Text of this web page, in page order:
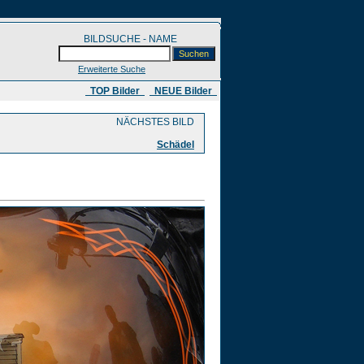
BILDSUCHE - NAME
Erweiterte Suche
​ TOP Bilder NEUE Bilder
NÄCHSTES BILD
Schädel